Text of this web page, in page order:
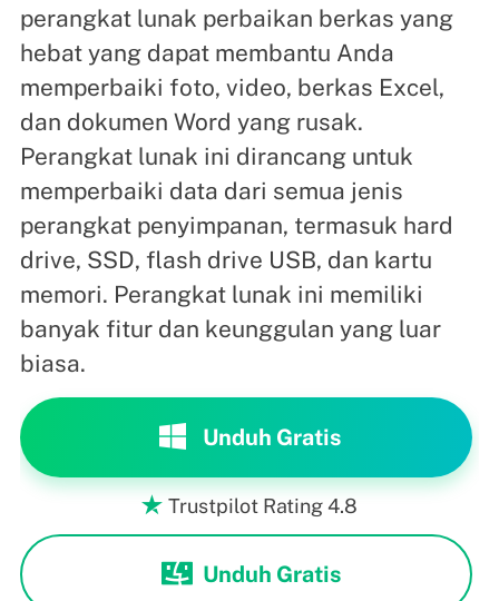
perangkat lunak perbaikan berkas yang
hebat yang dapat membantu Anda
memperbaiki foto, video, berkas Excel,
dan dokumen Word yang rusak.
Perangkat lunak ini dirancang untuk
memperbaiki data dari semua jenis
perangkat penyimpanan, termasuk hard
drive, SSD, flash drive USB, dan kartu
memori. Perangkat lunak ini memiliki
banyak fitur dan keunggulan yang luar
biasa.
Unduh Gratis
 Trustpilot Rating 4.8
Unduh Gratis